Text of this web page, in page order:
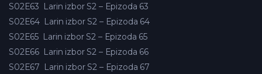
S02E63 Larin izbor S2 – Epizoda 63
S02E64 Larin izbor S2 – Epizoda 64
S02E65 Larin izbor S2 – Epizoda 65
S02E66 Larin izbor S2 – Epizoda 66
S02E67 Larin izbor S2 – Epizoda 67